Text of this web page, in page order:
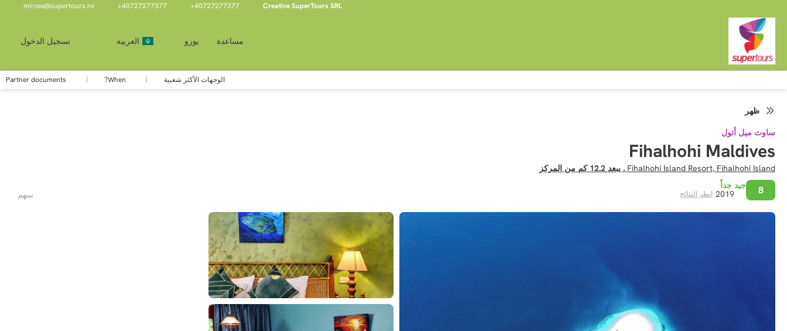
Creative SuperTours SRL
+40727277377
+40727277377
mircea@supertours.ro
مساعدة يورو العربية تسجيل الدخول
الوجهات الأكثر شعبية When?
Partner documents
ظهر
ساوث ميل أتول
Fihalhohi Maldives
Fihalhohi Island Resort, Fihalhohi Island , يبعد 12.2 كم من المركز
8
جيد جداً
2019 انظر النتائج سهم